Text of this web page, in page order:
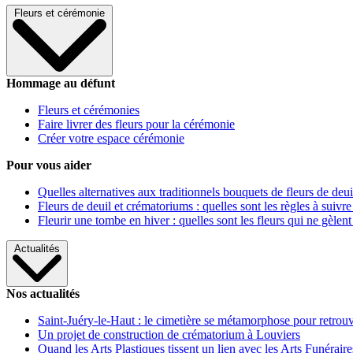
Fleurs et cérémonie
Hommage au défunt
Fleurs et cérémonies
Faire livrer des fleurs pour la cérémonie
Créer votre espace cérémonie
Pour vous aider
Quelles alternatives aux traditionnels bouquets de fleurs de
Fleurs de deuil et crématoriums : quelles sont les règles à
Fleurir une tombe en hiver : quelles sont les fleurs qui ne gèlent
Actualités
Nos actualités
Saint-Juéry-le-Haut : le cimetière se métamorphose pour
Un projet de construction de crématorium à Louviers
Quand les Arts Plastiques tissent un lien avec les Arts